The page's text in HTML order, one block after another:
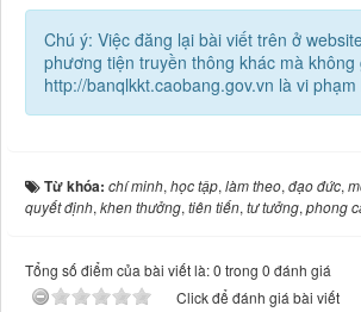
Chú ý: Việc đăng lại bài viết trên ở
phương tiện truyền thông khác mà không
http://banqlkkt.caobang.gov.vn là vi
Từ khóa: chí minh, học tập, làm theo, đạo đức,
quyết định, khen thưởng, tiên tiến, tư tưởng, phong
Tổng số điểm của bài viết là: 0 trong 0 đánh giá
Click để đánh giá bài viết